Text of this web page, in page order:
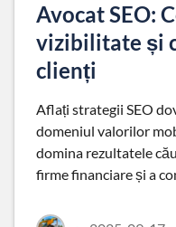
Avocat SEO:
vizibilitate și
clienți
Aflați strategii SEO
domeniul valorilor
domina rezultatele
firme financiare și a